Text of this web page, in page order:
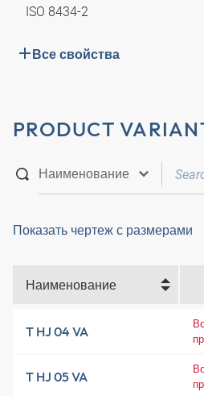
ISO 8434-2
Все свойства
PRODUCT
Показать чертеж с размерами
Наименование
T HJ 04 VA
T HJ 05 VA